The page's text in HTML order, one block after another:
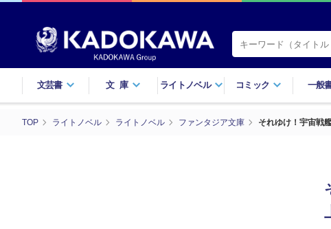
文芸書 文庫 ライトノベル コミック 一般
TOP ライトノベル ライトノベル ファンタジア文庫 それゆけ！宇宙戦